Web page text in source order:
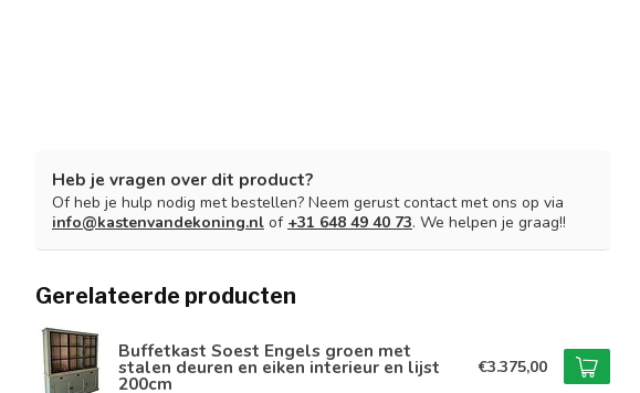
Heb je vragen over dit product?
Of heb je hulp nodig met bestellen? Neem gerust contact met ons op via
info@kastenvandekoning.nl of +31 648 49 40 73. We helpen je graag!!
Gerelateerde producten
Buffetkast Soest Engels groen met
stalen deuren en eiken interieur en lijst
200cm
€3.375,00